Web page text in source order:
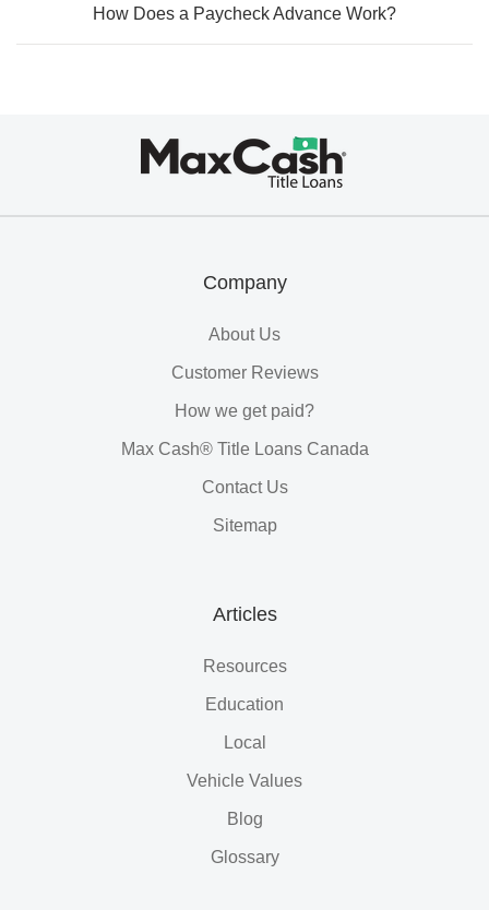
How Does a Paycheck Advance Work?
Company
About Us
Customer Reviews
How we get paid?
Max Cash® Title Loans Canada
Contact Us
Sitemap
Articles
Resources
Education
Local
Vehicle Values
Blog
Glossary